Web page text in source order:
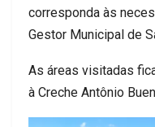
corresponda às
Gestor Municipal de
As áreas visitadas
à Creche Antônio